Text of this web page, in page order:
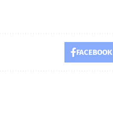
FACEBOOK